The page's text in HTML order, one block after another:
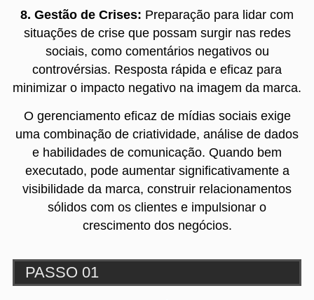
8. Gestão de Crises: Preparação para lidar com
situações de crise que possam surgir nas redes
sociais, como comentários negativos ou
controvérsias. Resposta rápida e eficaz para
minimizar o impacto negativo na imagem da marca.
O gerenciamento eficaz de mídias sociais exige
uma combinação de criatividade, análise de dados
e habilidades de comunicação. Quando bem
executado, pode aumentar significativamente a
visibilidade da marca, construir relacionamentos
sólidos com os clientes e impulsionar o
crescimento dos negócios.
PASSO 01